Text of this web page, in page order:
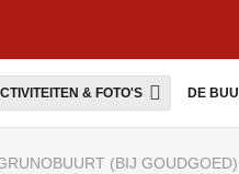
& FOTO'S DE
(BIJ GOUDGOED)